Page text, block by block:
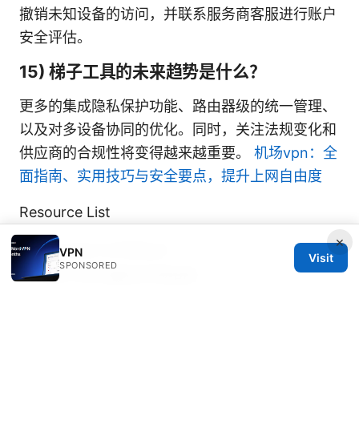
撤销未知设备的访问，并联系服务商客服进行账户
安全评估。
15) 梯子工具的未来趋势是什么？
更多的集成隐私保护功能、路由器级的统一管理、
以及对多设备协同的优化。同时，关注法规变化和
供应商的合规性将变得越来越重要。 机场vpn：全
面指南、实用技巧与安全要点，提升上网自由度
Resource List
VPN对比与评测站点
隐私与安全最佳实践指南
×
VPN
SPONSORED
Visit